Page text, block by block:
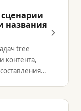
названия
tree
контента,